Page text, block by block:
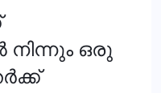
നിന്നും ഒരു